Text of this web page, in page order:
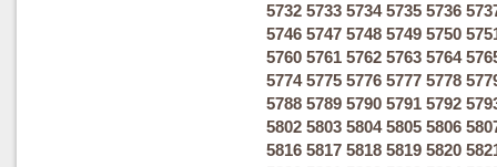
5732 5733 5734 5735 5736
5746 5747 5748 5749 5750
5760 5761 5762 5763 5764
5774 5775 5776 5777 5778
5788 5789 5790 5791 5792
5802 5803 5804 5805 5806
5816 5817 5818 5819 5820